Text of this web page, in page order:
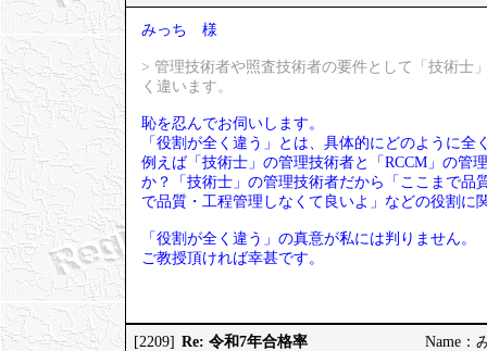
みっち 様
> 管理技術者や照査技術者の要件として「技術士
く違います。
恥を忍んでお伺いします。
「役割が全く違う」とは、具体的にどのように全
例えば「技術士」の管理技術者と「RCCM」の管
か？「技術士」の管理技術者だから「ここまで品
で品質・工程管理しなくて良いよ」などの役割に
「役割が全く違う」の真意が私には判りません。
ご教授頂ければ幸甚です。
[2209] Re: 令和7年合格率 Name：